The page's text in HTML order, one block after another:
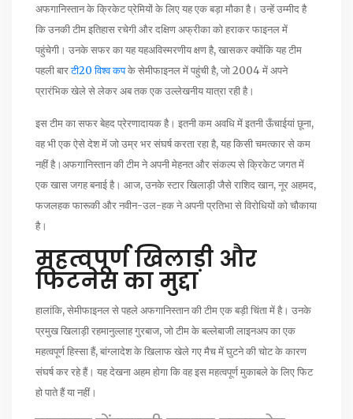
अफगानिस्तान के क्रिकेट प्रेमियों के लिए यह एक बड़ा मौका है। उन्हें उम्मीद है
कि उनकी टीम इतिहास रचेगी और दक्षिण अफ्रीका को हराकर फाइनल में
पहुंचेगी। उनके सफर का यह यहअविस्मरणीय क्षण है, खासकर क्योंकि यह टीम
पहली बारटी20 विश्व कपके सेमीफाइनल में पहुंची है, जो 2004 में अपने
प्रारंभिक खेले से लेकर अब तक एक उल्लेखनीय यात्रा रही है।
इस टीम का सफर बेहद प्रेरणादायक है। इतनी कम अवधि में इतनी ऊँचाईयां छूना,
वह भी एक ऐसे देश में जो उम्र भर संघर्ष करता रहा है, यह किसी चमत्कार से कम
नहीं है।अफगानिस्तान की टीम ने अपनी मेहनत और संकल्प से क्रिकेट जगत में
एक खास जगह बनाई है। आज, उनके स्टार खिलाड़ी जैसे राशिद खान, नूर अहमद,
फजलहक फारूकी और नवीन-उल-हक ने अपनी प्रतिभा से विरोधियों को चौकाया
है।
महत्वपूर्ण खिलाड़ी और
फिटनेस का मुद्दा
हालांकि, सेमीफाइनल से पहले अफगानिस्तान की टीम एक बड़ी चिंता में है। उनके
प्रमुख खिलाड़ी रहमानुल्लाह गुरबाज, जो टीम के बल्लेबाजी लाइनअप का एक
महत्वपूर्ण हिस्सा हैं, बांग्लादेश के खिलाफ खेले गए मैच में घुटने की चोट के कारण
संघर्ष कर रहे हैं। यह देखना अहम होगा कि वह इस महत्वपूर्ण मुकाबले के लिए फिट
हो पाते हैं या नहीं।